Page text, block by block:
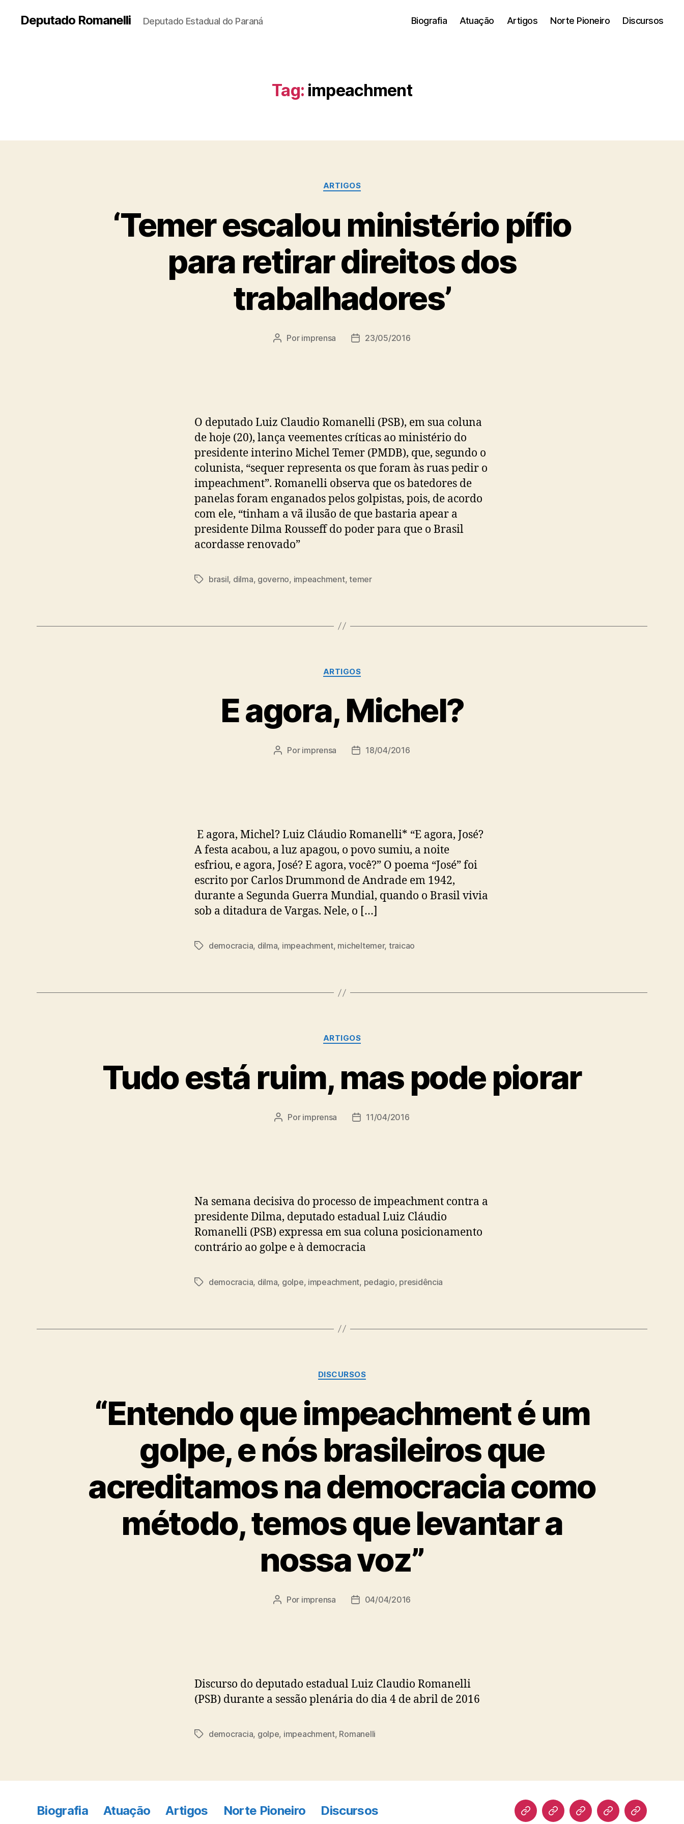
Deputado Romanelli Deputado Estadual do Paraná Biografia Atuação Artigos Norte Pioneiro Discursos
Tag: impeachment
Categorias
ARTIGOS
‘Temer escalou ministério pífio
para retirar direitos dos
trabalhadores’
Autor
Por imprensa
Data23/05/2016
O deputado Luiz Claudio Romanelli (PSB), em sua coluna
de hoje (20), lança veementes críticas ao ministério do
presidente interino Michel Temer (PMDB), que, segundo o
colunista, “sequer representa os que foram às ruas pedir o
impeachment”. Romanelli observa que os batedores de
panelas foram enganados pelos golpistas, pois, de acordo
com ele, “tinham a vã ilusão de que bastaria apear a
presidente Dilma Rousseff do poder para que o Brasil
acordasse renovado”
Tagsbrasil, dilma, governo, impeachment,temer
Categorias
ARTIGOS
E agora, Michel?
Autor
Por imprensa
Data18/04/2016
E agora, Michel? Luiz Cláudio Romanelli* “E agora, José?
A festa acabou, a luz apagou, o povo sumiu, a noite
esfriou, e agora, José? E agora, você?” O poema “José” foi
escrito por Carlos Drummond de Andrade em 1942,
durante a Segunda Guerra Mundial, quando o Brasil vivia
sob a ditadura de Vargas. Nele, o […]
Tagsdemocracia, dilma, impeachment, micheltemer, traicao
Categorias
ARTIGOS
Tudo está ruim, mas pode piorar
Autor
Por imprensa
Data11/04/2016
Na semana decisiva do processo de impeachment contra a
presidente Dilma, deputado estadual Luiz Cláudio
Romanelli (PSB) expressa em sua coluna posicionamento
contrário ao golpe e à democracia
Tagsdemocracia, dilma, golpe, impeachment, pedagio, presidência
Categorias
DISCURSOS
“ Entendo que impeachment é um
golpe, e nós brasileiros que
acreditamos na democracia como
método, temos que levantar a
nossa voz”
Autor
Por imprensa
Data04/04/2016
Discurso do deputado estadual Luiz Claudio Romanelli
(PSB) durante a sessão plenária do dia 4 de abril de 2016
Tagsdemocracia, golpe, impeachment, Romanelli
Biografia Atuação Artigos Norte Pioneiro Discursos BiografiaAtuaçãoArtigosNorte Discursos